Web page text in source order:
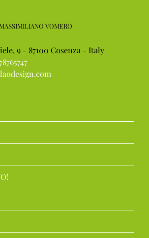
VOMERO
9 - 87100 Cosenza - Italy